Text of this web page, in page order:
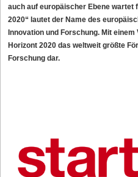
auch auf europäischer Ebene wartet
2020“ lautet der Name des
Innovation und Forschung. Mit
Horizont 2020 das weltweit größte
Forschung dar.